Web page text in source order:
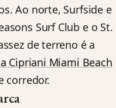
Ao norte, Surfside e
Surf Club e o St.
de terreno é a
Cipriani Miami Beach
corredor.